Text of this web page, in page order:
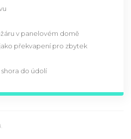
v panelovém domě
překvapení pro zbytek
do údolí